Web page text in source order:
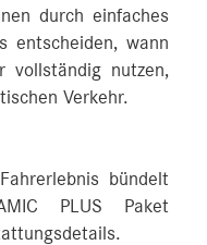
durch einfaches
entscheiden, wann
vollständig nutzen,
Verkehr.
bündelt
PLUS Paket